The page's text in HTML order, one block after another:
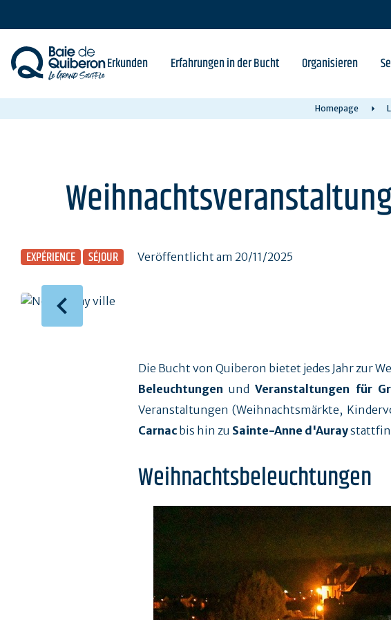
content
Erkunden Erfahrungen in der Bucht Organisieren
Homepage
Veröffentlicht am 20/11/2025
EXPÉRIENCE SÉJOUR
Die Bucht von Quiberon bietet jedes Jahr zur
Beleuchtungen und Veranstaltungen für
Veranstaltungen (Weihnachtsmärkte,
Carnac bis hin zu Sainte-Anne d'Auray
Weihnachtsbeleuchtungen